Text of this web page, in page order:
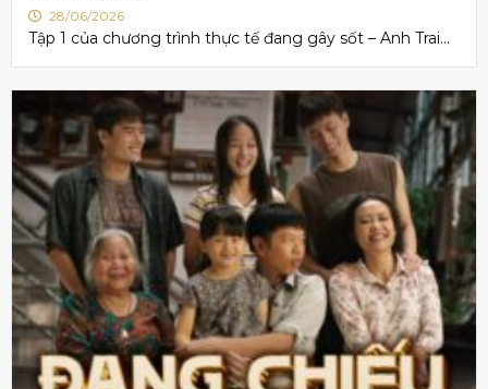
28/06/2026
Tập 1 của chương trình thực tế đang gây sốt – Anh Trai...